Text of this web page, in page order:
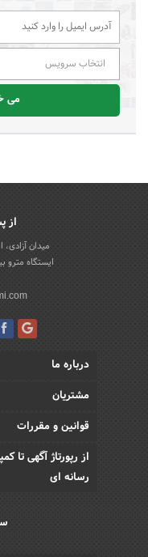
انتخاب سرویس
می
از
میدان
ایستگاه مترو
درباره ما
مشتریان
قوانین و مقررات
از رپورتاژ آگهی تا
رسانه ای